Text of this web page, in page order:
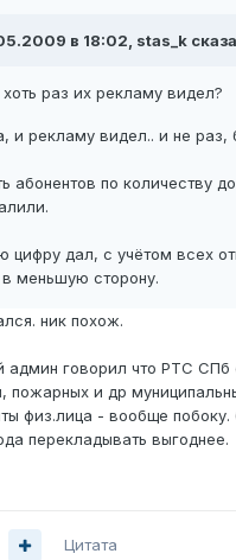
в 18:02, stas_k
раз их рекламу видел?
и рекламу видел.. и не раз,
абонентов по количеству
цифру дал, с учётом всех
меньшую сторону.
ник похож.
админ говорил что РТС СПб
пожарных и др
физ.лица - вообще
перекладывать выгоднее.
Цитата